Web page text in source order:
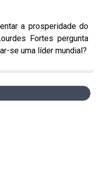
a prosperidade do
Fortes pergunta
se uma líder mundial?